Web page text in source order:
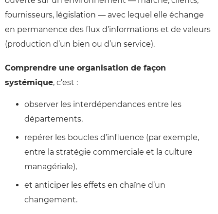
fournisseurs, législation — avec lequel elle échange
en permanence des flux d’informations et de valeurs
(production d’un bien ou d’un service).
Comprendre une organisation de façon
systémique, c’est :
observer les interdépendances entre les
départements,
repérer les boucles d’influence (par exemple,
entre la stratégie commerciale et la culture
managériale),
et anticiper les effets en chaîne d’un
changement.